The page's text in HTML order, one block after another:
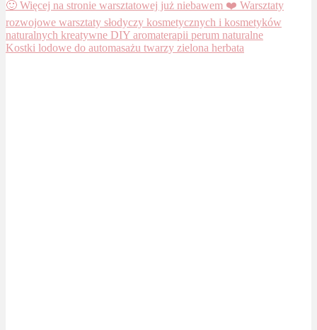
Kostki lodowe do automasażu twarzy zielona herbata